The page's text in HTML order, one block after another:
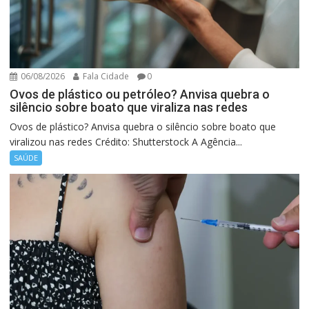
06/08/2026 Fala Cidade 0
Ovos de plástico ou petróleo? Anvisa quebra o
silêncio sobre boato que viraliza nas redes
Ovos de plástico? Anvisa quebra o silêncio sobre boato que
viralizou nas redes Crédito: Shutterstock A Agência...
SAÚDE